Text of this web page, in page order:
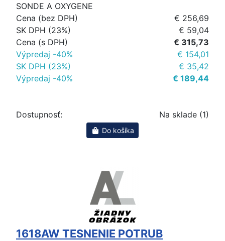
SONDE A OXYGENE
Cena (bez DPH)
€ 256,69
SK DPH (23%)
€ 59,04
Cena (s DPH)
€ 315,73
Výpredaj -40%
€ 154,01
SK DPH (23%)
€ 35,42
Výpredaj -40%
€ 189,44
Dostupnosť: Na sklade (1)
Do košíka
1618AW TESNENIE POTRUB